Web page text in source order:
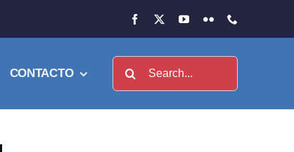
CONTACTO Buscar: